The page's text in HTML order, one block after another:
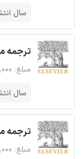
سال
ترجمه
مبلغ: ۳۸۰,۰۰۰ تومان
سال
ترجمه
مبلغ: ۳۵۶,۰۰۰ تومان